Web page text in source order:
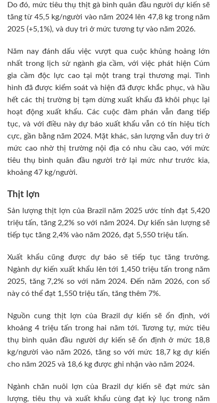
Do đó, mức tiêu thụ thịt gà bình quân đầu người dự kiến sẽ
tăng từ 45,5 kg/người vào năm 2024 lên 47,8 kg trong năm
2025 (+5,1%), và duy trì ở mức tương tự vào năm 2026.
Năm nay đánh dấu việc vượt qua cuộc khủng hoảng lớn
nhất trong lịch sử ngành gia cầm, với việc phát hiện Cúm
gia cầm độc lực cao tại một trang trại thương mại. Tình
hình đã được kiểm soát và hiện đã được khắc phục, và hầu
hết các thị trường bị tạm dừng xuất khẩu đã khôi phục lại
hoạt động xuất khẩu. Các cuộc đàm phán vẫn đang tiếp
tục, và với điều này dự báo xuất khẩu vẫn có tín hiệu tích
cực, gần bằng năm 2024. Mặt khác, sản lượng vẫn duy trì ở
mức cao nhờ thị trường nội địa có nhu cầu cao, với mức
tiêu thụ bình quân đầu người trở lại mức như trước kia,
khoảng 47 kg/người.
Thịt lợn
Sản lượng thịt lợn của Brazil năm 2025 ước tính đạt 5,420
triệu tấn, tăng 2,2% so với năm 2024. Dự kiến sản lượng sẽ
tiếp tục tăng 2,4% vào năm 2026, đạt 5,550 triệu tấn.
Xuất khẩu cũng được dự báo sẽ tiếp tục tăng trưởng.
Ngành dự kiến xuất khẩu lên tới 1,450 triệu tấn trong năm
2025, tăng 7,2% so với năm 2024. Đến năm 2026, con số
này có thể đạt 1,550 triệu tấn, tăng thêm 7%.
Nguồn cung thịt lợn của Brazil dự kiến sẽ ổn định, với
khoảng 4 triệu tấn trong hai năm tới. Tương tự, mức tiêu
thụ bình quân đầu người dự kiến sẽ ổn định ở mức 18,8
kg/người vào năm 2026, tăng so với mức 18,7 kg dự kiến
cho năm 2025 và 18,6 kg được ghi nhận vào năm 2024.
Ngành chăn nuôi lợn của Brazil dự kiến sẽ đạt mức sản
lượng, tiêu thụ và xuất khẩu cùng đạt kỷ lục trong năm